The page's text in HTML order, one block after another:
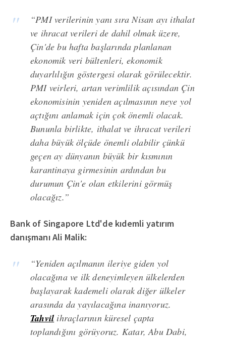
“PMI verilerinin yanı sıra Nisan ayı ithalat
ve ihracat verileri de dahil olmak üzere,
Çin'de bu hafta başlarında planlanan
ekonomik veri bültenleri, ekonomik
duyarlılığın göstergesi olarak görülecektir.
PMI veirleri, artan verimlilik açısından Çin
ekonomisinin yeniden açılmasının neye yol
açtığını anlamak için çok önemli olacak.
Bununla birlikte, ithalat ve ihracat verileri
daha büyük ölçüde önemli olabilir çünkü
geçen ay dünyanın büyük bir kısmının
karantinaya girmesinin ardından bu
durumun Çin'e olan etkilerini görmüş
olacağız.”
Bank of Singapore Ltd'de kıdemli yatırım
danışmanı Ali Malik:
“Yeniden açılmanın ileriye giden yol
olacağına ve ilk deneyimleyen ülkelerden
başlayarak kademeli olarak diğer ülkeler
arasında da yayılacağına inanıyoruz.
Tahvil ihraçlarının küresel çapta
toplandığını görüyoruz. Katar, Abu Dabi,